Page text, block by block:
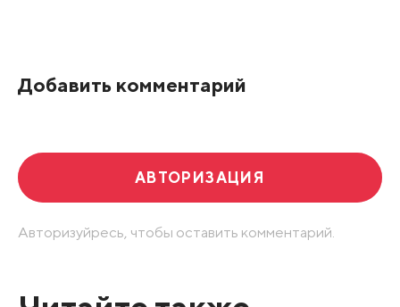
Добавить комментарий
АВТОРИЗАЦИЯ
Авторизуйресь, чтобы оставить комментарий.